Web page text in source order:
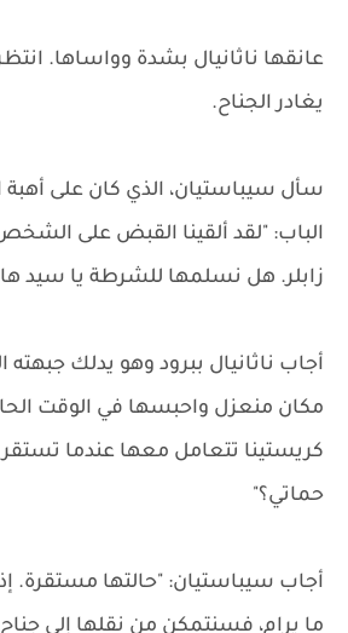
عانقها ناثانيال بشدة وواساها.
يغادر الجناح.
سأل سيباستيان، الذي كان على أهبة
الباب: "لقد ألقينا القبض على
زابلر. هل نسلمها للشرطة يا سيد
أجاب ناثانيال ببرود وهو يدلك
مكان منعزل واحبسها في الوقت
كريستينا تتعامل معها عندما
حماتي؟"
أجاب سيباستيان: "حالتها مستقرة.
ما يرام، فسنتمكن من نقلها إلى جناح